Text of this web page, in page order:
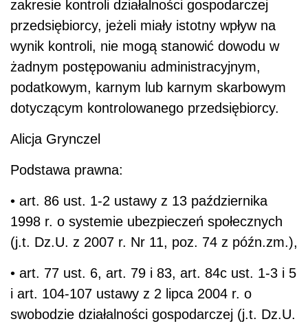
zakresie kontroli działalności gospodarczej
przedsiębiorcy, jeżeli miały istotny wpływ na
wynik kontroli, nie mogą stanowić dowodu w
żadnym postępowaniu administracyjnym,
podatkowym, karnym lub karnym skarbowym
dotyczącym kontrolowanego przedsiębiorcy.
Alicja Grynczel
Podstawa prawna:
• art. 86 ust. 1-2 ustawy z 13 października
1998 r. o systemie ubezpieczeń społecznych
(j.t. Dz.U. z 2007 r. Nr 11, poz. 74 z późn.zm.),
• art. 77 ust. 6, art. 79 i 83, art. 84c ust. 1-3 i 5
i art. 104-107 ustawy z 2 lipca 2004 r. o
swobodzie działalności gospodarczej (j.t. Dz.U.